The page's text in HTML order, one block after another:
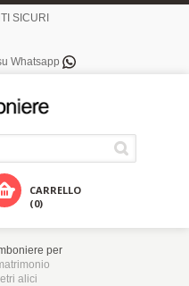
SICURI
Whatsapp
CARRELLO
(0)
per
alici